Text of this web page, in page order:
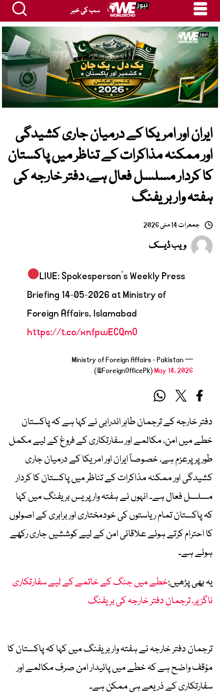
سب کی خبر
ایران اور امریکا کے درمیان جاری کشیدگی
اور ممکنہ مذاکرات کے تناظر میں پاکستان
کا کردار مسلسل فعال ہے، دفتر خارجہ کی
ہفتہ وار بریفنگ
جمعرات 14 مئی 2026
ویب ڈیسک
LIVE: Spokesperson's Weekly Press
Briefing 14-05-2026 at Ministry of
Foreign Affairs, Islamabad
https://t.co/xnfpwECQmO
— Ministry of Foreign Affairs - Pakistan
(@ForeignOfficePk)May 14, 2026
دفتر خارجہ کے ترجمان طاہر اندرابی نے کہا ہے کہ پاکستان
خطے میں امن، مکالمے اور سفارتکاری کے فروغ کے لیے مکمل
طور پر پرعزم ہے، خصوصاً ایران اور امریکا کے درمیان جاری
کشیدگی اور ممکنہ مذاکرات کے تناظر میں پاکستان کا کردار
مسلسل فعال ہے۔ انہوں نے ہفتہ وار پریس بریفنگ میں کہا
کہ پاکستان تمام ریاستوں کی خودمختاری اور برابری کے اصولوں
کا احترام کرتے ہوئے علاقائی امن کے لیے کوششیں جاری رکھے
ہوئے ہے۔
یہ بھی پڑھیں:خطے میں جنگ کے خاتمے کے لیے سفارتکاری
ناگزیر، ترجمان دفتر خارجہ کی بریفنگ
ترجمان دفتر خارجہ نے ہفتہ وار بریفنگ میں کہا کہ پاکستان کا
مؤقف واضح ہے کہ خطے میں پائیدار امن صرف مکالمے اور
سفارتکاری کے ذریعے ہی ممکن ہے۔